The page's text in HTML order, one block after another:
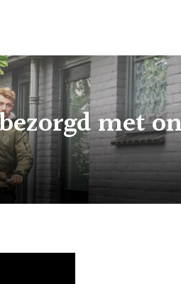
met